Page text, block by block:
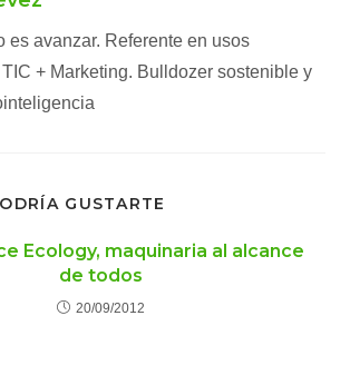
es avanzar. Referente en usos
+ Marketing. Bulldozer sostenible y
GUSTARTE
Ecology, maquinaria al alcance
de todos
20/09/2012